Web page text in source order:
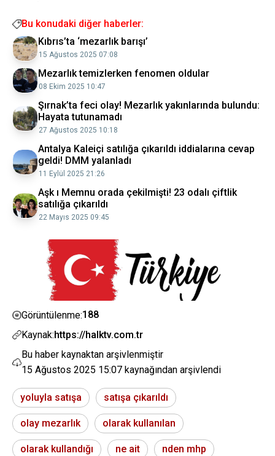
Bu konudaki diğer haberler:
Kıbrıs’ta ‘mezarlık barışı’
15 Ağustos 2025 07:08
Mezarlık temizlerken fenomen oldular
08 Ekim 2025 10:47
Şırnak’ta feci olay! Mezarlık yakınlarında bulundu:
Hayata tutunamadı
27 Ağustos 2025 10:18
Antalya Kaleiçi satılığa çıkarıldı iddialarına cevap
geldi! DMM yalanladı
11 Eylül 2025 21:26
Aşk ı Memnu orada çekilmişti! 23 odalı çiftlik
satılığa çıkarıldı
22 Mayıs 2025 09:45
Görüntülenme:188
Kaynak:https://halktv.com.tr
Bu haber kaynaktan arşivlenmiştir
15 Ağustos 2025 15:07 kaynağından arşivlendi
yoluyla satışa satışa çıkarıldı
olay mezarlık olarak kullanılan
olarak kullandığı ne ait nden mhp